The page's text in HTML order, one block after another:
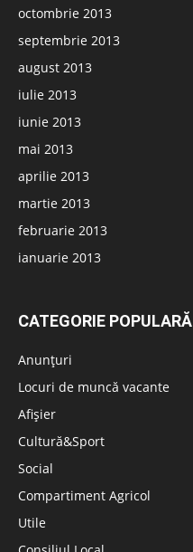
octombrie 2013
septembrie 2013
august 2013
iulie 2013
iunie 2013
mai 2013
aprilie 2013
martie 2013
februarie 2013
ianuarie 2013
CATEGORIE POPULARĂ
Anunțuri
Locuri de muncă vacante
Afișier
Cultură&Sport
Social
Compartiment Agricol
Utile